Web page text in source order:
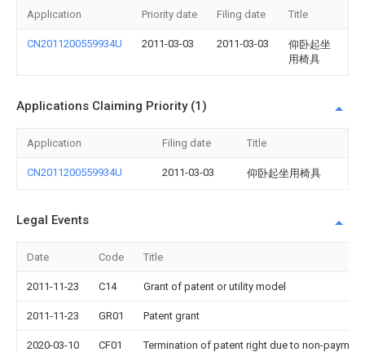
Application Priority date Filing date Title
CN2011200559934U 2011-03-03 2011-03-03
仰卧起坐
用椅具
Applications Claiming Priority (1)
Application Filing date Title
CN2011200559934U 2011-03-03 仰卧起坐用椅具
Legal Events
Date Code Title
2011-11-23 C14 Grant of patent or utility model
2011-11-23 GR01 Patent grant
2020-03-10 CF01 Termination of patent right due to non-